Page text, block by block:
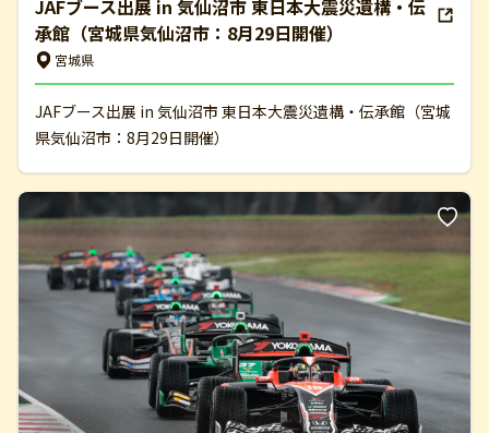
JAFブース出展 in 気仙沼市 東日本大震災遺構・伝
承館（宮城県気仙沼市：8月29日開催）
宮城県
JAFブース出展 in 気仙沼市 東日本大震災遺構・伝承館（宮城
県気仙沼市：8月29日開催）